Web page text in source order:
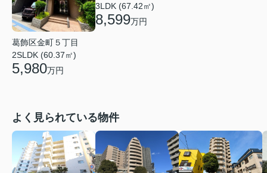
葛飾区金町５丁目
2SLDK (60.37㎡)
5,980万円
3LDK (67.42㎡)
8,599万円
よく見られている物件